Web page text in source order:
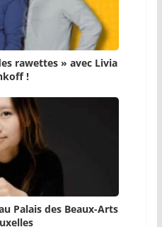
rawettes » avec Livia
!
Palais des Beaux-Arts